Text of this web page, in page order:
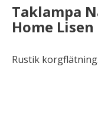
Taklampa
Home Lisen
Rustik korgflätning.